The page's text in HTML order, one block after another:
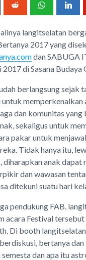
langitselatan
2017 yang
dan SABUGA
di Sasana Budaya
berlangsung sejak
untuk memperkenalkan
dan komunitas
sekaligus untuk
pakar untuk
Tidak hanya itu,
diharapkan anak dapat
dan wawasan
ditekuni suatu hari
pendukung FAB,
acara Festival tersebut
Di booth
bertanya
semesta dan apa itu